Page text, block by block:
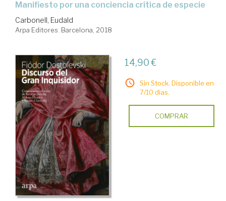
manifiesto por una conciencia crítica de especie
Carbonell, Eudald
Arpa Editores. Barcelona, 2018
14,90 €
Sin Stock. Disponible en
7/10 días.
COMPRAR